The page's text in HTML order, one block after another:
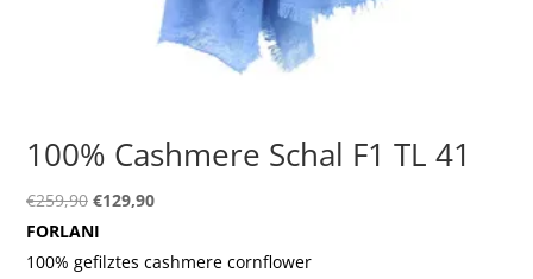
100% Cashmere Schal F1 TL 41
€259,90 Ursprünglicher
Preis
war:
€129,90Aktueller
ist:
FORLANI
100% gefilztes cashmere cornflower